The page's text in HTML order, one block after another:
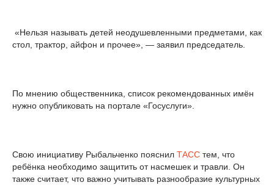
«Нельзя называть детей неодушевленными предметами, как
стол, трактор, айфон и прочее», — заявил председатель.
По мнению общественника, список рекомендованных имён
нужно опубликовать на портале «Госуслуги».
Свою инициативу Рыбальченко пояснил ТАСС тем, что
ребёнка необходимо защитить от насмешек и травли. Он
также считает, что важно учитывать разнообразие культурных